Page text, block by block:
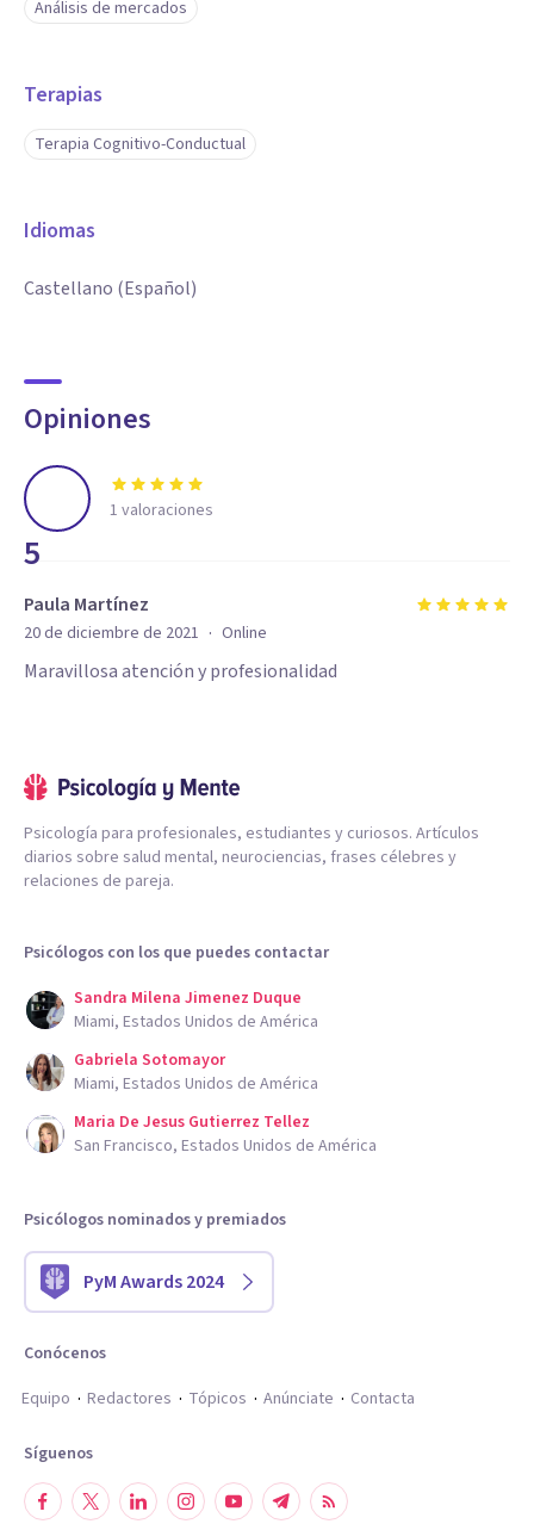
Análisis de mercados
Terapias
Terapia Cognitivo-Conductual
Idiomas
Castellano (Español)
Opiniones
5
1 valoraciones
Paula Martínez
20 de diciembre de 2021 · Online
Maravillosa atención y profesionalidad
Psicología para profesionales, estudiantes y curiosos. Artículos
diarios sobre salud mental, neurociencias, frases célebres y
relaciones de pareja.
Psicólogos con los que puedes contactar
Sandra Milena Jimenez Duque
Miami, Estados Unidos de América
Gabriela Sotomayor
Miami, Estados Unidos de América
Maria De Jesus Gutierrez Tellez
San Francisco, Estados Unidos de América
Psicólogos nominados y premiados
PyM Awards 2024
Conócenos
Equipo
Redactores Tópicos Anúnciate Contacta
Síguenos